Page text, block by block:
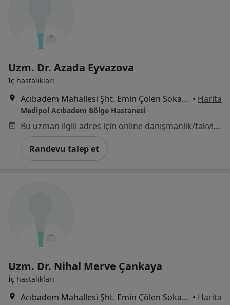
Uzm. Dr. Azada Eyvazova
İç hastalıkları
Acıbadem Mahallesi Şht. Emin Çölen Sokağı No:4, Kadıköy • Harita
Medipol Acıbadem Bölge Hastanesi
Bu uzman ilgili adres için online danışmanlık/takvim sunmuyor.
Randevu talep et
Uzm. Dr. Nihal Merve Çankaya
İç hastalıkları
Acıbadem Mahallesi Şht. Emin Çölen Sokağı No:4, Kadıköy • Harita